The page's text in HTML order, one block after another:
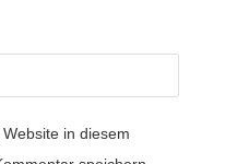
in diesem